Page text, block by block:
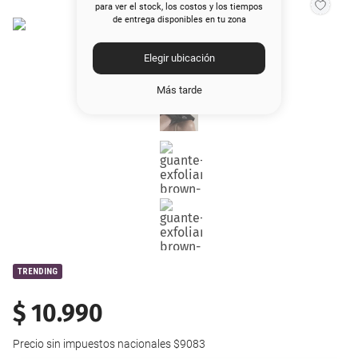
para ver el stock, los costos y los tiempos
de entrega disponibles en tu zona
Elegir ubicación
Más tarde
TRENDING
$10.990
Precio sin impuestos nacionales $9083
6.